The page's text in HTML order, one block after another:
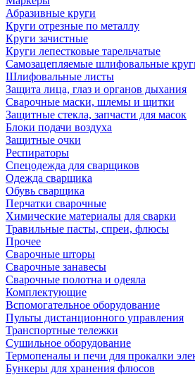
Абразивные круги
Круги отрезные по металлу
Круги зачистные
Круги лепестковые тарельчатые
Самозацепляемые шлифовальные
Шлифовальные листы
Защита лица, глаз и органов дыхания
Сварочные маски, шлемы и щитки
Защитные стекла, запчасти для масок
Блоки подачи воздуха
Защитные очки
Респираторы
Спецодежда для сварщиков
Одежда сварщика
Обувь сварщика
Перчатки сварочные
Химические материалы для сварки
Травильные пасты, спреи, флюсы
Прочее
Сварочные шторы
Сварочные занавесы
Сварочные полотна и одеяла
Комплектующие
Вспомогательное оборудование
Пульты дистанционного управления
Транспортные тележки
Сушильное оборудование
Термопеналы и печи для прокалки
Бункеры для хранения флюсов